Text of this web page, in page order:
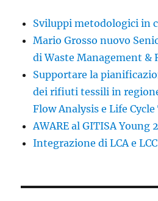
Sviluppi metodologici in
Mario Grosso nuovo
di Waste Management &
Supportare la
dei rifiuti tessili in
Flow Analysis e Life
AWARE al GITISA Young
Integrazione di LCA e LCC